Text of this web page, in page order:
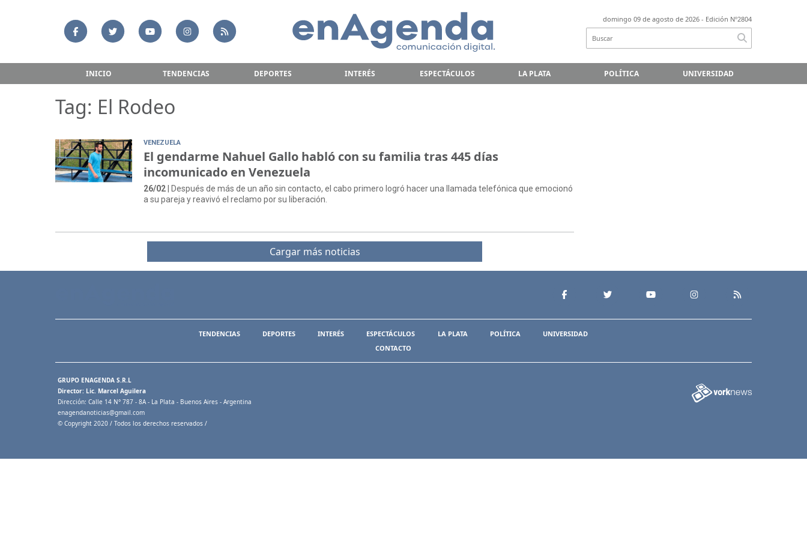
domingo 09 de agosto de 2026 - Edición Nº2804
INICIO TENDENCIAS DEPORTES INTERÉS ESPECTÁCULOS LA PLATA POLÍTICA UNIVERSIDAD
Tag: El Rodeo
VENEZUELA
El gendarme Nahuel Gallo habló con su familia tras 445 días
incomunicado en Venezuela
26/02 | Después de más de un año sin contacto, el cabo primero logró hacer una llamada telefónica que emocionó
a su pareja y reavivó el reclamo por su liberación.
Cargar más noticias
TENDENCIAS DEPORTES INTERÉS ESPECTÁCULOS LA PLATA POLÍTICA
UNIVERSIDAD
CONTACTO
GRUPO ENAGENDA S.R.L
Director: Lic. Marcel Aguilera
Dirección: Calle 14 N° 787 - 8A - La Plata - Buenos Aires - Argentina
enagendanoticias@gmail.com
© Copyright 2020 / Todos los derechos reservados /